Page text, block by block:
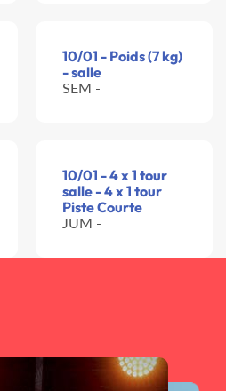
10/01 - Poids (7 kg)
- salle
SEM -
10/01 - 4 x 1 tour
salle - 4 x 1 tour
Piste Courte
JUM -